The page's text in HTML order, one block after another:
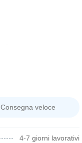
Consegna veloce
4-7 giorni lavorativi